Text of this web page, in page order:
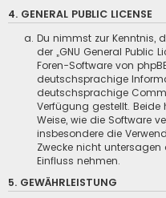
4. GENERAL PUBLIC LICENSE
Du nimmst zur Kenntnis,
der „GNU General Public
Foren-Software von
deutschsprachige
deutschsprachige
Verfügung gestellt. Beide
Weise, wie die Software
insbesondere die
Zwecke nicht untersagen
Einfluss nehmen.
5. GEWÄHRLEISTUNG